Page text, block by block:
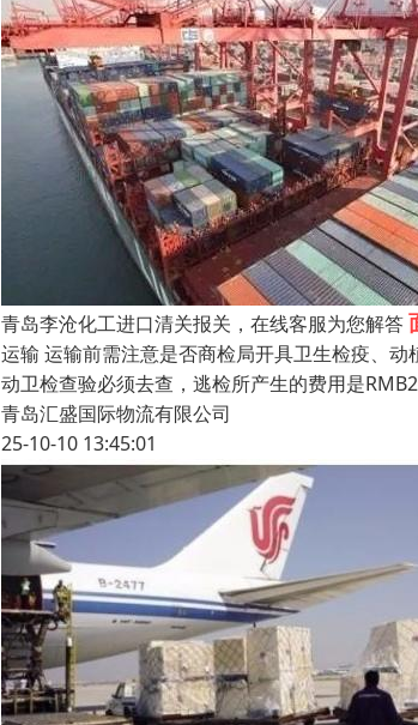
青岛李沧化工进口清关报关，在线客服为您解答
运输 运输前需注意是否商检局开具卫生检疫、
动卫检查验必须去查，逃检所产生的费用是
青岛汇盛国际物流有限公司
25-10-10 13:45:01